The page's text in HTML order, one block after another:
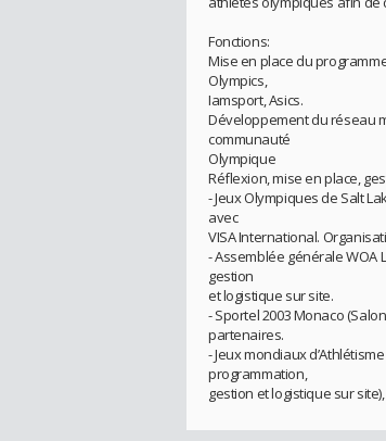
Fonctions:
Mise en place du
Olympics,
Iamsport, Asics.
Développement du réseau
communauté
Olympique
Réflexion, mise en place,
- Jeux Olympiques de Salt
avec
VISA International.
- Assemblée générale WOA
gestion
et logistique sur site.
- Sportel 2003 Monaco
partenaires.
- Jeux mondiaux
programmation,
gestion et logistique sur